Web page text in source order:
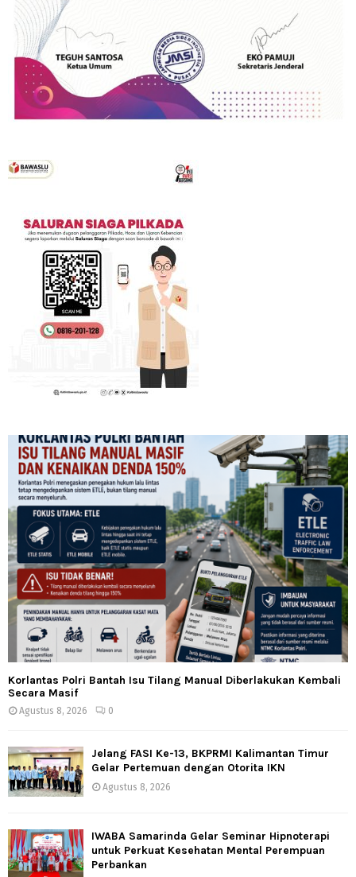
Korlantas Polri Bantah Isu Tilang Manual Diberlakukan Kembali
Secara Masif
Agustus 8, 2026 0
Jelang FASI Ke-13, BKPRMI Kalimantan Timur
Gelar Pertemuan dengan Otorita IKN
Agustus 8, 2026
IWABA Samarinda Gelar Seminar Hipnoterapi
untuk Perkuat Kesehatan Mental Perempuan
Perbankan